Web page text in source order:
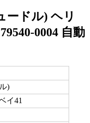
ードル) ヘリ
0004 自動
)
イ41